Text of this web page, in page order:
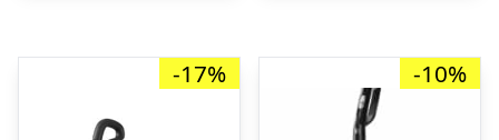
-17% -10%